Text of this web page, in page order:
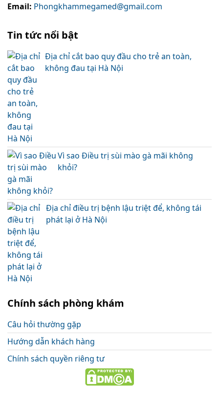
Email: Phongkhammegamed@gmail.com
Tin tức nổi bật
Địa chỉ cắt bao quy đầu cho trẻ an toàn,
không đau tại Hà Nội
Vì sao Điều trị sùi mào gà mãi không
khỏi?
Địa chỉ điều trị bệnh lậu triệt để, không tái
phát lại ở Hà Nội
Chính sách phòng khám
Câu hỏi thường gặp
Hướng dẫn khách hàng
Chính sách quyền riêng tư